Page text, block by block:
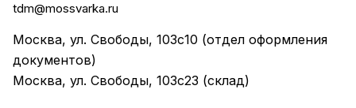
tdm@mossvarka.ru
Москва, ул. Свободы, 103с10 (отдел оформления
документов)
Москва, ул. Свободы, 103с23 (склад)